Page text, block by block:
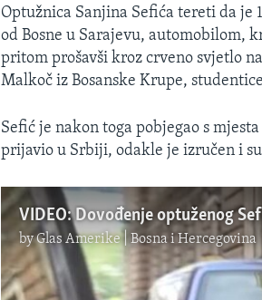
Optužnica Sanjina Sefića tereti da
od Bosne u Sarajevu, automobilom,
pritom prošavši kroz crveno svjetlo
Malkoč iz Bosanske Krupe,
Sefić je nakon toga pobjegao s
prijavio u Srbiji, odakle je izručen i
byGlas Amerike | Bosna i Hercegovina